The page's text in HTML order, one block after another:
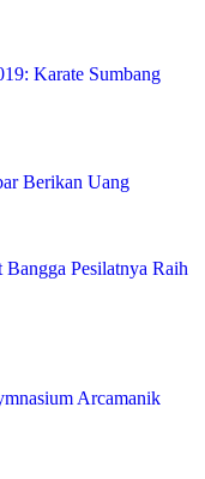
Karate Sumbang
Berikan Uang
Pesilatnya Raih
Arcamanik